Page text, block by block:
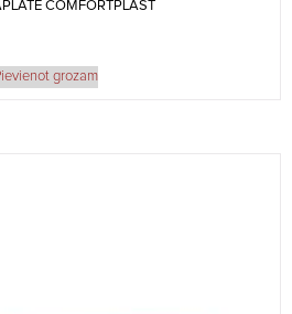
COMFORTPLAST
grozam